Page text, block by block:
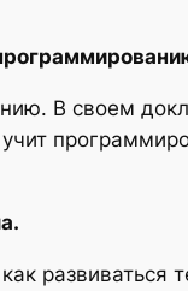
В своем
развиваться